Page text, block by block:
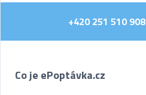
+420 251 510 908
Co je ePoptávka.cz